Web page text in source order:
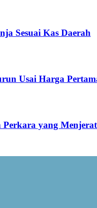
Sesuai Kas Daerah
Usai Harga
yang